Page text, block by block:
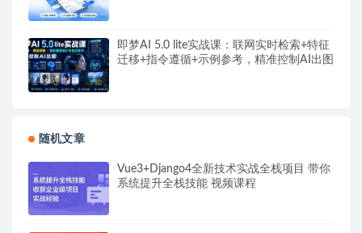
即梦AI 5.0 lite实战课：联网实时检索+特征
迁移+指令遵循+示例参考，精准控制AI出图
随机文章
Vue3+Django4全新技术实战全栈项目 带你
系统提升全栈技能 视频课程